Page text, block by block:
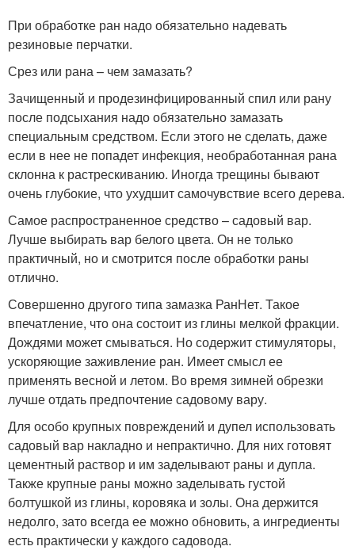
При обработке ран надо обязательно надевать
резиновые перчатки.
Срез или рана – чем замазать?
Зачищенный и продезинфицированный спил или рану
после подсыхания надо обязательно замазать
специальным средством. Если этого не сделать, даже
если в нее не попадет инфекция, необработанная рана
склонна к растрескиванию. Иногда трещины бывают
очень глубокие, что ухудшит самочувствие всего дерева.
Самое распространенное средство – садовый вар.
Лучше выбирать вар белого цвета. Он не только
практичный, но и смотрится после обработки раны
отлично.
Совершенно другого типа замазка РанНет. Такое
впечатление, что она состоит из глины мелкой фракции.
Дождями может смываться. Но содержит стимуляторы,
ускоряющие заживление ран. Имеет смысл ее
применять весной и летом. Во время зимней обрезки
лучше отдать предпочтение садовому вару.
Для особо крупных повреждений и дупел использовать
садовый вар накладно и непрактично. Для них готовят
цементный раствор и им заделывают раны и дупла.
Также крупные раны можно заделывать густой
болтушкой из глины, коровяка и золы. Она держится
недолго, зато всегда ее можно обновить, а ингредиенты
есть практически у каждого садовода.